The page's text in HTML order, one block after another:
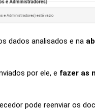
dados analisados e na
por ele, e fazer as
pode reenviar os